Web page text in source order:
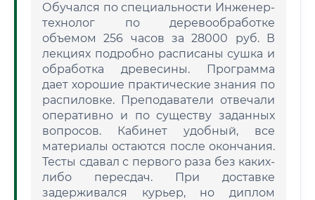
Обучался по специальности Инженер-
технолог по деревообработке
объемом 256 часов за 28000 руб. В
лекциях подробно расписаны сушка и
обработка древесины. Программа
дает хорошие практические знания по
распиловке. Преподаватели отвечали
оперативно и по существу заданных
вопросов. Кабинет удобный, все
материалы остаются после окончания.
Тесты сдавал с первого раза без каких-
либо пересдач. При доставке
задерживался курьер, но диплом